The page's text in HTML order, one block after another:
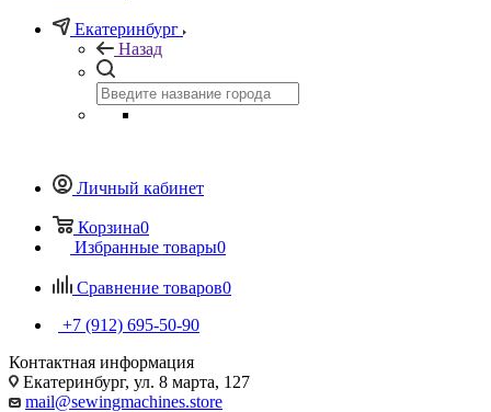
Екатеринбург
Назад
Личный кабинет
Корзина0
Избранные товары0
Сравнение товаров0
+7 (912) 695-50-90
Контактная информация
Екатеринбург, ул. 8 марта, 127
mail@sewingmachines.store